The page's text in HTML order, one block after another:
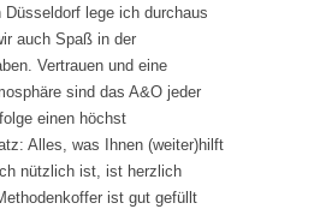
Düsseldorf lege ich durchaus
auch Spaß in der
Vertrauen und eine
sind das A&O jeder
einen höchst
Alles, was Ihnen (weiter)hilft
nützlich ist, ist herzlich
ist gut gefüllt